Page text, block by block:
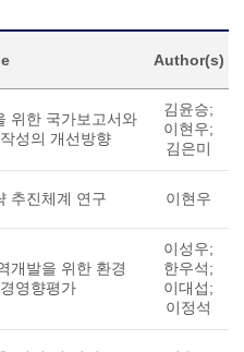
Author(s)
위한 국가보고서와
성의 개선방향
김윤승;
이현우;
김은미
추진체계 연구 이현우
개발을 위한 환경
영향평가
이성우;
한우석;
이대섭;
이정석